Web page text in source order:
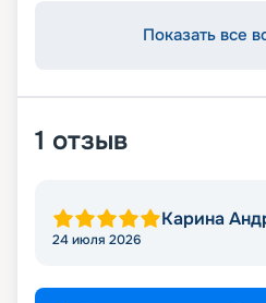
Показать все
1 отзыв
Карина
24 июля 2026